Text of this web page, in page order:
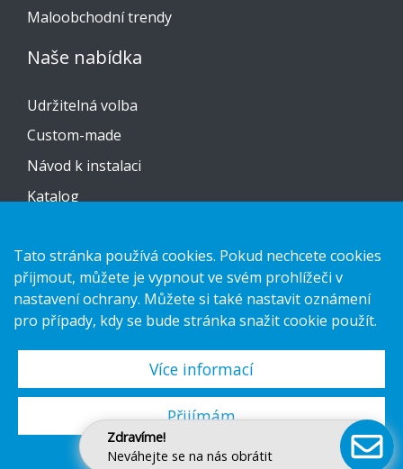
Zdravíme!
Neváhejte se na nás obrátit
Maloobchodní trendy
Naše nabídka
Udržitelná volba
Custom-made
Návod k instalaci
Katalog
Prohlášení o ochraně osobních údajů
Cookies
Copyright 2026 HL Display AB. All rights reserved.
Tato stránka používá cookies. Pokud nechcete cookies
přijmout, můžete je vypnout ve svém prohlížeči v
nastavení ochrany. Můžete si také nastavit oznámení
pro případy, kdy se bude stránka snažit cookie použít.
Více informací
Přijímám